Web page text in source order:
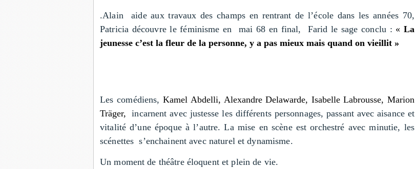
.Alain aide aux travaux des champs en rentrant de l’école dans les années 70,
Patricia découvre le féminisme en mai 68 en final, Farid le sage conclu : «La
jeunesse c’est la fleur de la personne, y a pas mieux mais quand on vieillit »
Les comédiens,Kamel Abdelli, Alexandre Delawarde, Isabelle Labrousse, Marion
Träger,incarnent avec justesse les différents personnages, passant avec aisance et
vitalité d’une époque à l’autre. La mise en scène est orchestré avec minutie, les
scénettes s’enchainent avec naturel et dynamisme.
Un moment de théâtre éloquent et plein de vie.